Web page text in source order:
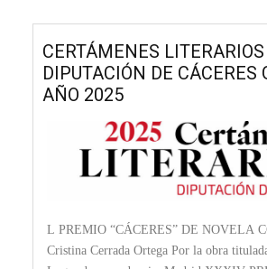
CERTÁMENES LITERARIOS
DIPUTACIÓN DE CÁCERES
AÑO 2025
L PREMIO “CÁCERES” DE NOVELA
Cristina Cerrada Ortega Por la obra